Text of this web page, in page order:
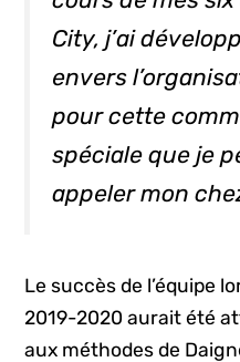
City, j’ai
envers
pour cette
spéciale que je
appeler mon
Le succès de l’équipe
2019-2020 aurait été
aux méthodes de